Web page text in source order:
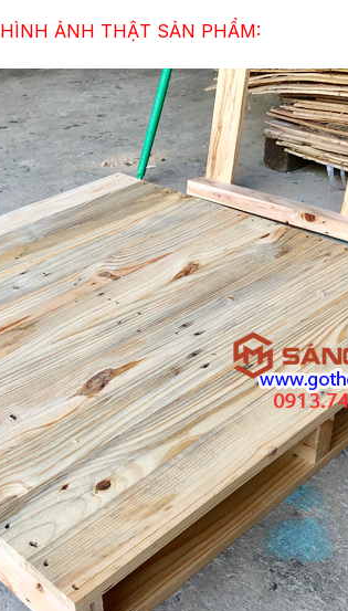
HÌNH ẢNH THẬT SẢN PHẨM: